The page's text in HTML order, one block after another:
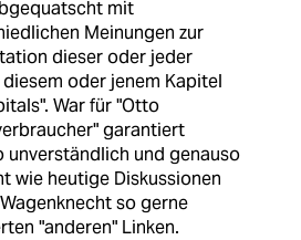
mit
Meinungen zur
dieser oder jeder
oder jenem Kapitel
War für "Otto
garantiert
unverständlich und genauso
wie heutige Diskussionen
so gerne
"anderen" Linken.